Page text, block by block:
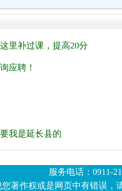
里补过课，提高20分
应聘！
我是延长县的
服务电话：0911-
著作权或是网页中有错误，